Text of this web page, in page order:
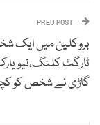
بروکلین میں ایک
ٹارگٹ
گاڑی نے شخص کو